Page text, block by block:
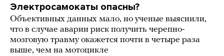
Электросамокаты опасны?
Объективных данных мало, но ученые выяснили,
что в случае аварии риск получить черепно-
мозговую травму окажется почти в четыре раза
выше, чем на мотоцикле